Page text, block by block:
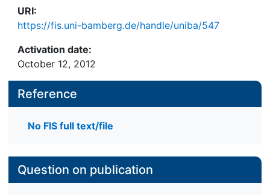
URI:
https://fis.uni-bamberg.de/handle/uniba/547
Activation date:
October 12, 2012
Reference
No FIS full text/file
Question on publication